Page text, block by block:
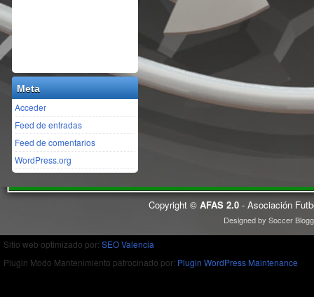
Meta
Acceder
Feed de entradas
Feed de comentarios
WordPress.org
Copyright © AFAS 2.0 - Asociación
Designed bySoccer
Sitio web optimizado por: SEO Valencia
Plugin Modo Mantenimiento patrocinado por: Plugin WordPress Maintenance